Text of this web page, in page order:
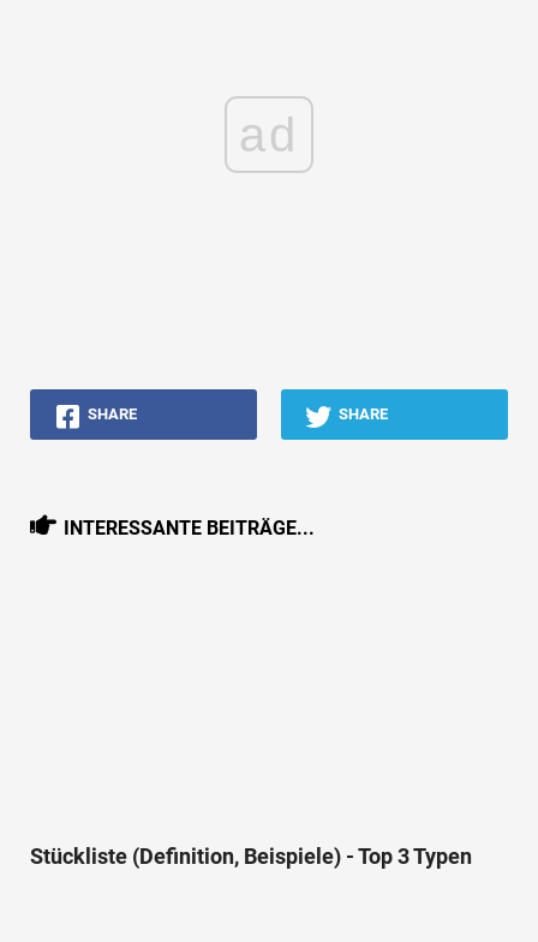
ad
SHARE SHARE
INTERESSANTE BEITRÄGE...
Stückliste (Definition, Beispiele) - Top 3 Typen